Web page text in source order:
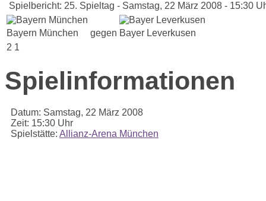
Spielbericht: 25. Spieltag - Samstag, 22 März 2008 - 15:30
Bayern München gegen Bayer Leverkusen
2 1
Spielinformationen
Datum: Samstag, 22 März 2008
Zeit: 15:30 Uhr
Spielstätte: Allianz-Arena München